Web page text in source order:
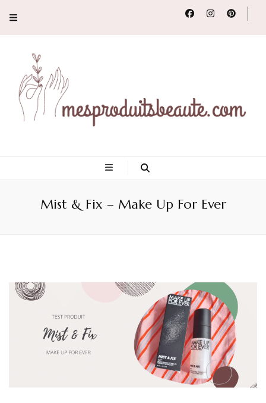
et revues de
produits beauté
Mist & Fix – Make Up For Ever